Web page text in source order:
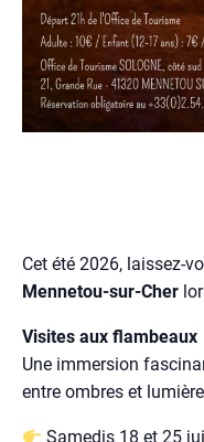
Cet été 2026, laissez-
Mennetou-sur-Cher
Visites aux flambeaux
Une immersion
entre ombres et
Samedis 18 et 25